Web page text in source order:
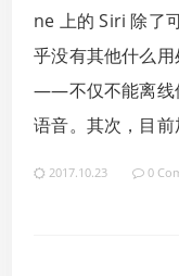
ne 上的 Siri 除了
乎没有其他什么
——不仅不能离线
语音。其次，目
2017.10.23 0